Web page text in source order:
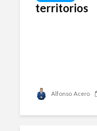
territorios
Alfonso Acero